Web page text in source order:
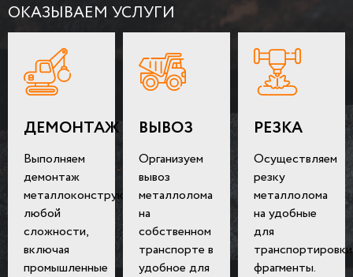
ОКАЗЫВАЕМ УСЛУГИ
ДЕМОНТАЖ
Выполняем
демонтаж
металлоконструкций
любой
сложности,
включая
промышленные
ВЫВОЗ
Организуем
вывоз
металлолома
на
собственном
транспорте в
удобное для
РЕЗКА
Осуществляем
резку
металлолома
на удобные
для
транспортировки
фрагменты.